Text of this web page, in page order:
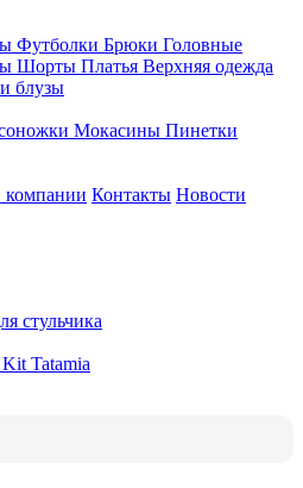
Футболки Брюки Головные
Шорты Платья Верхняя одежда
блузы
Мокасины Пинетки
Контакты Новости
стульчика
Tatamia